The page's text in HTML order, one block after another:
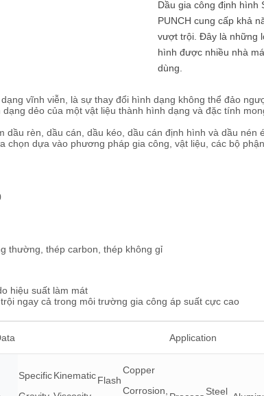
Dầu gia công định hình
PUNCH cung cấp khả
vượt trội. Đây là những
hình được nhiều nhà
dùng.
vĩnh viễn, là sự thay đổi hình dạng không thể đảo
dẻo của một vật liệu thành hình dạng và đặc tính
dầu rèn, dầu cán, dầu kéo, dầu cán định hình và dầu nén
chọn dựa vào phương pháp gia công, vật liệu, các bộ
thường, thép carbon, thép không gỉ
hiệu suất làm mát
ngay cả trong môi trường gia công áp suất cực cao
Application
SpecificKinematicFlash
Copper
Corrosion,
Steel